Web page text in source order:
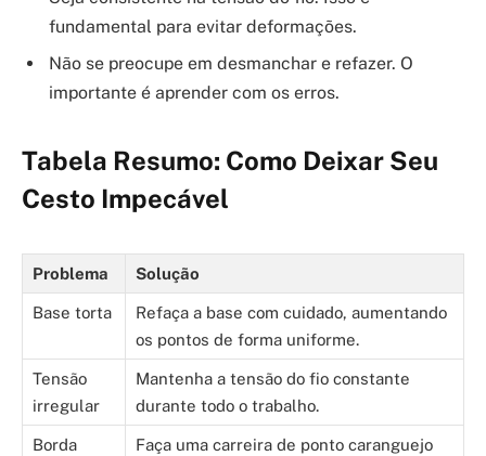
fundamental para evitar deformações.
Não se preocupe em desmanchar e refazer. O
importante é aprender com os erros.
Tabela Resumo: Como Deixar Seu
Cesto Impecável
Problema Solução
Base torta
Refaça a base com cuidado, aumentando
os pontos de forma uniforme.
Tensão
irregular
Mantenha a tensão do fio constante
durante todo o trabalho.
Borda
Faça uma carreira de ponto caranguejo